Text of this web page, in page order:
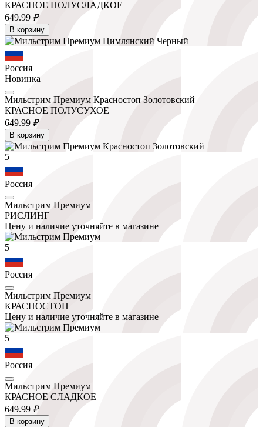
КРАСНОЕ ПОЛУСЛАДКОЕ
649.99 ₽
В корзину
Россия
Новинка
Мильстрим Премиум Красностоп Золотовский
КРАСНОЕ ПОЛУСУХОЕ
649.99 ₽
В корзину
5
Россия
Мильстрим Премиум
РИСЛИНГ
Цену и наличие уточняйте в магазине
5
Россия
Мильстрим Премиум
КРАСНОСТОП
Цену и наличие уточняйте в магазине
5
Россия
Мильстрим Премиум
КРАСНОЕ СЛАДКОЕ
649.99 ₽
В корзину